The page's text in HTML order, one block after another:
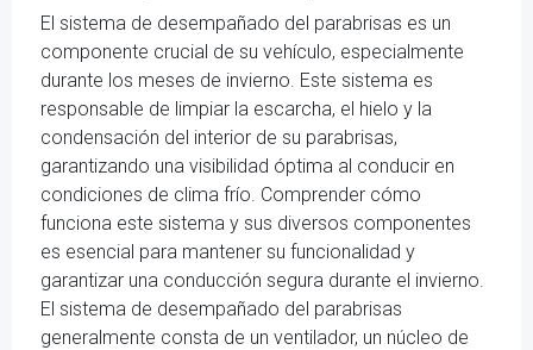
El sistema de desempañado del parabrisas es un
componente crucial de su vehículo, especialmente
durante los meses de invierno. Este sistema es
responsable de limpiar la escarcha, el hielo y la
condensación del interior de su parabrisas,
garantizando una visibilidad óptima al conducir en
condiciones de clima frío. Comprender cómo
funciona este sistema y sus diversos componentes
es esencial para mantener su funcionalidad y
garantizar una conducción segura durante el invierno.
El sistema de desempañado del parabrisas
generalmente consta de un ventilador, un núcleo de